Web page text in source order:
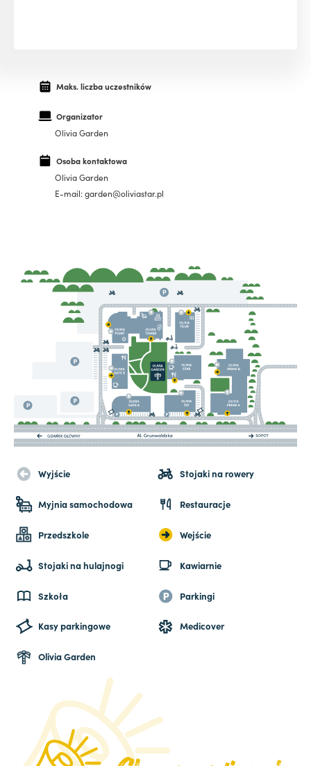
Maks. liczba uczestników
Organizator
Olivia Garden
Osoba kontaktowa
Olivia Garden
E-mail: garden@oliviastar.pl
Wyjście Stojaki na rowery
Myjnia samochodowa Restauracje
Przedszkole Wejście
Stojaki na hulajnogi Kawiarnie
Szkoła Parkingi
Kasy parkingowe Medicover
Olivia Garden